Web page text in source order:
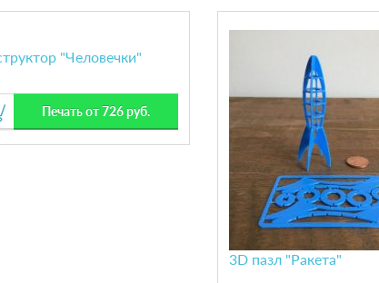
"Человечки"
Печать от 726 руб.
3D пазл "Ракета"